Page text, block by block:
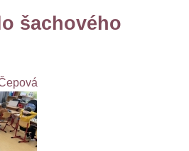
šachového